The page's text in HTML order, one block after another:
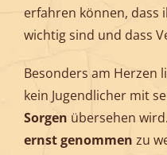
erfahren können, dass
wichtig sind und dass
Besonders am Herzen
kein Jugendlicher mit
Sorgen übersehen
ernstgenommen zu